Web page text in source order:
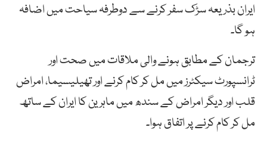
ایران بذریعہ سڑک سفر کرنے سے دوطرفہ سیاحت میں اضافہ
ہو گا۔
ترجمان کے مطابق ہونے والی ملاقات میں صحت اور
ٹرانسپورٹ سیکٹرز میں مل کر کام کرنے اور تھیلیسیما، امراض
قلب اور دیگر امراض کے سندھ میں ماہرین کا ایران کے ساتھ
مل کر کام کرنے پر اتفاق ہوا۔